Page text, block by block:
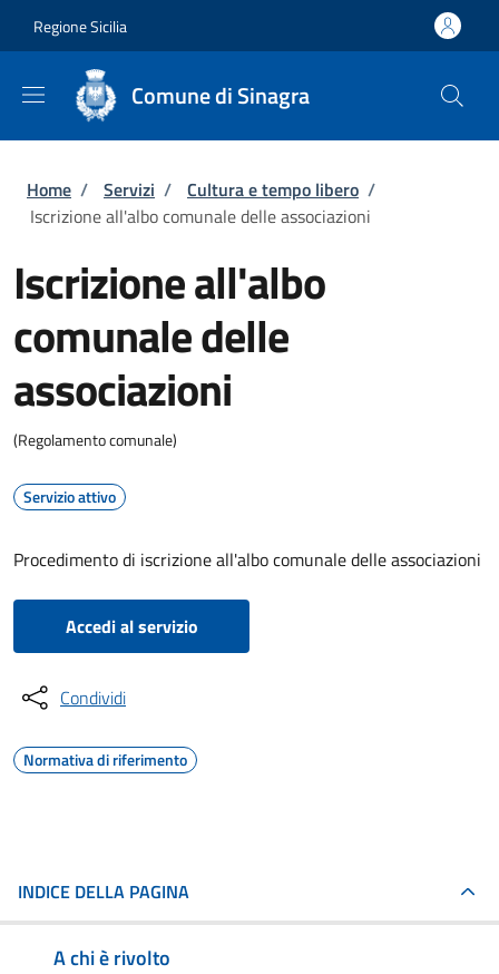
Regione Sicilia
Comune di Sinagra
Briciole di pane
Home / Servizi / Cultura e tempo libero /
Iscrizione all'albo comunale delle associazioni
Iscrizione all'albo
comunale delle
associazioni
(Regolamento comunale)
Servizio attivo
Procedimento di iscrizione all'albo comunale delle associazioni
Accedi al servizio
Condividi
Normativa di riferimento
INDICE DELLA PAGINA
A chi è rivolto